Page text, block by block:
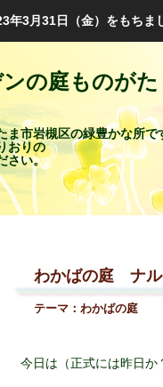
年3月31日（金）をもちま
の庭ものが
ま市岩槻区の緑豊かな所で
おりの
さい。
わかばの庭 ナル
テーマ： わかばの庭
今日は（正式には昨日か